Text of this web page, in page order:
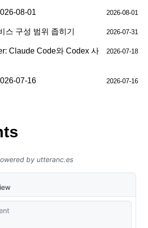
08-01 2026-08-01
스 구성 범위 좁히기 2026-07-31
Claude Code와 Codex 사
2026-07-18
07-16 2026-07-16